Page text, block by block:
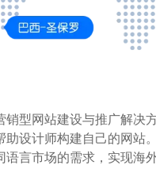
型网站建设与推广解决
设计师构建自己的网站
言市场的需求，实现海